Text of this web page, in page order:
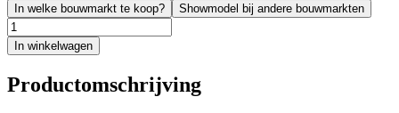
In welke bouwmarkt te koop? Showmodel bij andere bouwmarkten
In winkelwagen
Productomschrijving